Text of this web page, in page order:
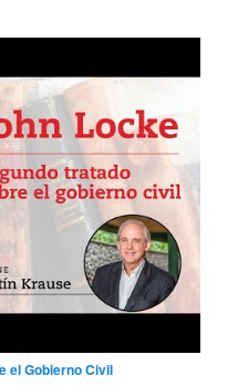
el Gobierno Civil